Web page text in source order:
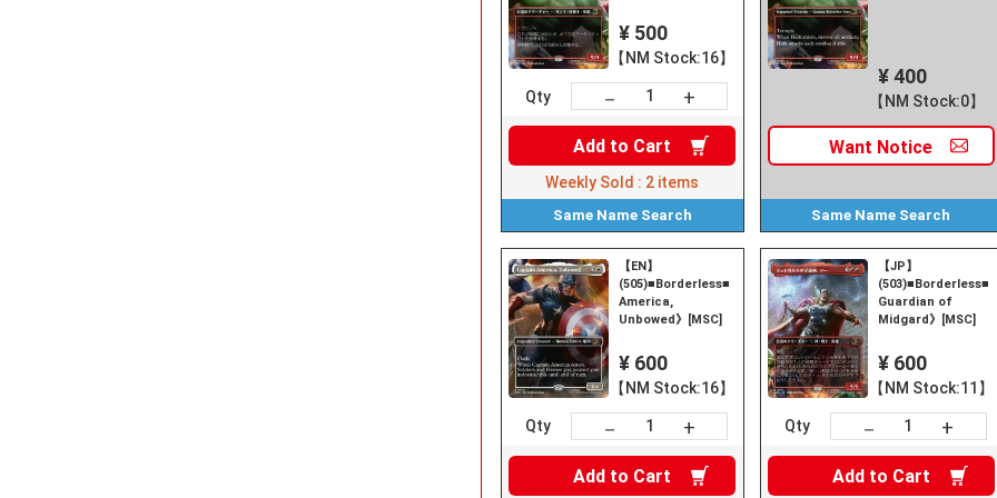
¥ 500
【NM Stock:16】
Qty － +
Add to Cart
Weekly Sold : 2 items
Same Name Search
¥ 400
【NM Stock:0】
Want Notice
Same Name Search
【EN】
(505)■Borderless■《Captain
America,
Unbowed》[MSC]
¥ 600
【NM Stock:16】
Qty － +
Add to Cart
【JP】
(503)■Borderless■
Guardian of
Midgard》[MSC]
¥ 600
【NM Stock:11】
Qty － +
Add to Cart